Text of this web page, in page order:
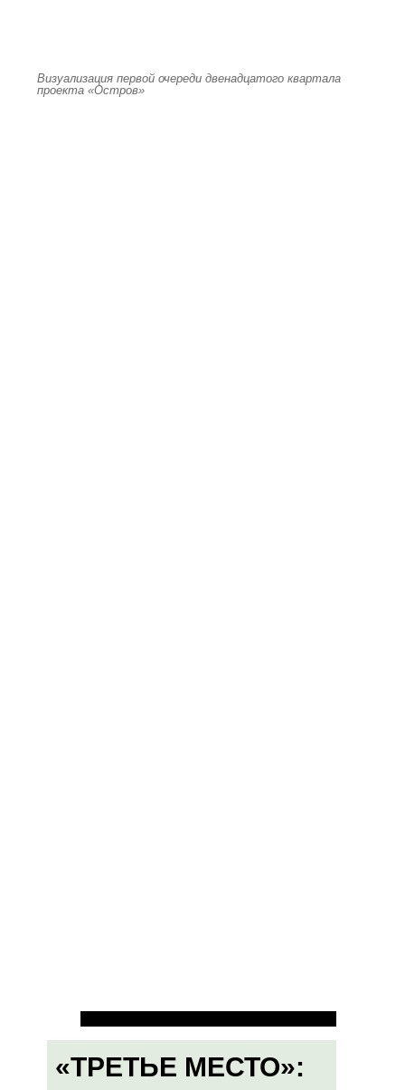
Визуализация первой очереди двенадцатого квартала
проекта «Остров»
«ТРЕТЬЕ МЕСТО»: